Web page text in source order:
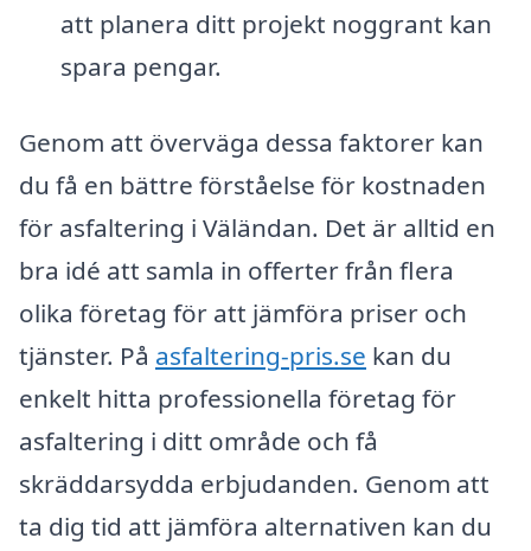
att planera ditt projekt noggrant kan
spara pengar.
Genom att överväga dessa faktorer kan
du få en bättre förståelse för kostnaden
för asfaltering i Väländan. Det är alltid en
bra idé att samla in offerter från flera
olika företag för att jämföra priser och
tjänster. På asfaltering-pris.se kan du
enkelt hitta professionella företag för
asfaltering i ditt område och få
skräddarsydda erbjudanden. Genom att
ta dig tid att jämföra alternativen kan du